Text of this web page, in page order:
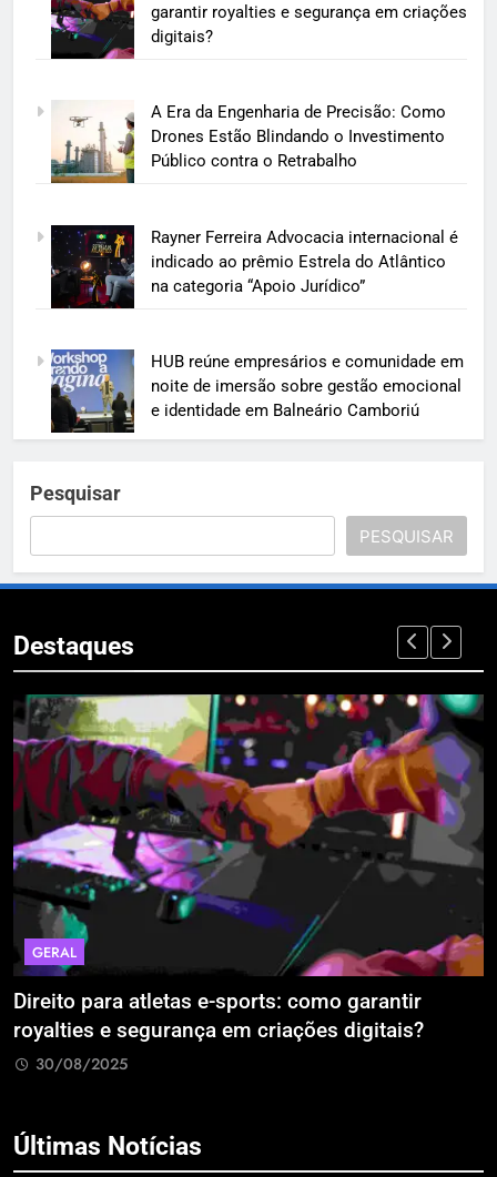
garantir royalties e segurança em criações
digitais?
A Era da Engenharia de Precisão: Como
Drones Estão Blindando o Investimento
Público contra o Retrabalho
Rayner Ferreira Advocacia internacional é
indicado ao prêmio Estrela do Atlântico
na categoria “Apoio Jurídico”
HUB reúne empresários e comunidade em
noite de imersão sobre gestão emocional
e identidade em Balneário Camboriú
Pesquisar
PESQUISAR
Destaques
GERAL
Direito para atletas e-sports: como garantir
royalties e segurança em criações digitais?
30/08/2025
Últimas Notícias